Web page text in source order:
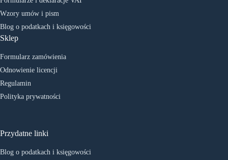
Wzory umów i pism
Blog o podatkach i księgowości
Sklep
Formularz zamówienia
Odnowienie licencji
Regulamin
Polityka prywatności
Przydatne linki
Blog o podatkach i księgowości